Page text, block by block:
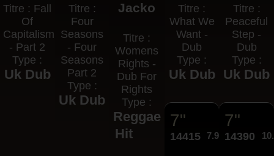
Titre : Fall
Of
Capitalism
- Part 2
Type :
Uk Dub
Titre :
Four
Seasons
- Four
Seasons
Part 2
Type :
Uk Dub
Jacko
Titre :
Womens
Rights -
Dub For
Rights
Type :
Reggae
Hit
Titre :
What We
Want -
Dub
Type :
Uk Dub
Titre :
Peaceful
Step -
Dub
Type :
Uk Dub
7"
14415 7.95€
7"
14390